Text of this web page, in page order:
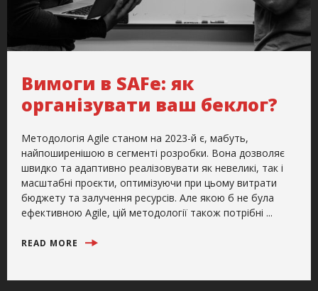
Вимоги в SAFe: як
організувати ваш беклог?
Методологія Agile станом на 2023-й є, мабуть,
найпоширенішою в сегменті розробки. Вона дозволяє
швидко та адаптивно реалізовувати як невеликі, так і
масштабні проєкти, оптимізуючи при цьому витрати
бюджету та залучення ресурсів. Але якою б не була
ефективною Agile, цій методології також потрібні ...
READ MORE